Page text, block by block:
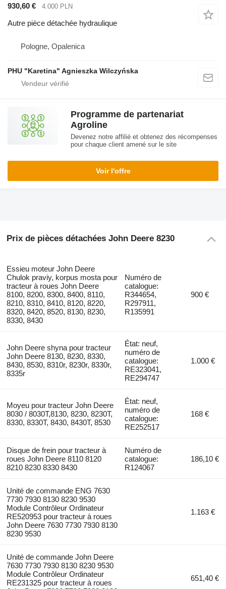
930,60 € 4.000 PLN
Autre pièce détachée hydraulique
Pologne, Opalenica
PHU "Karetina" Agnieszka Wilczyńska
Programme de partenariat
Agroline
Devenez notre affilié et obtenez des récompenses
pour chaque client amené sur le site
Voir l'offre
Prix de pièces détachées John Deere 8230
Essieu moteur John Deere
Chulok praviy, korpus mosta pour
tracteur à roues John Deere
8100, 8200, 8300, 8400, 8110,
8210, 8310, 8410, 8120, 8220,
8320, 8420, 8520, 8130, 8230,
8330, 8430
Numéro de
catalogue:
R344654,
R297911,
R135991
900 €
John Deere shyna pour tracteur
John Deere 8130, 8230, 8330,
8430, 8530, 8310r, 8230r, 8330r,
8335r
État: neuf,
numéro de
catalogue:
RE323041,
RE294747
1.000 €
Moyeu pour tracteur John Deere
8030 / 8030T,8130, 8230, 8230T,
8330, 8330T, 8430, 8430T, 8530
État: neuf,
numéro de
catalogue:
RE252517
168 €
Disque de frein pour tracteur à
roues John Deere 8110 8120
8210 8230 8330 8430
Numéro de
catalogue:
R124067
186,10 €
Unité de commande ENG 7630
7730 7930 8130 8230 9530
Module Contrôleur Ordinateur
RE520953 pour tracteur à roues
John Deere 7630 7730 7930 8130
8230 9530
1.163 €
Unité de commande John Deere
7630 7730 7930 8130 8230 9530
Module Contrôleur Ordinateur
RE231325 pour tracteur à roues
651,40 €